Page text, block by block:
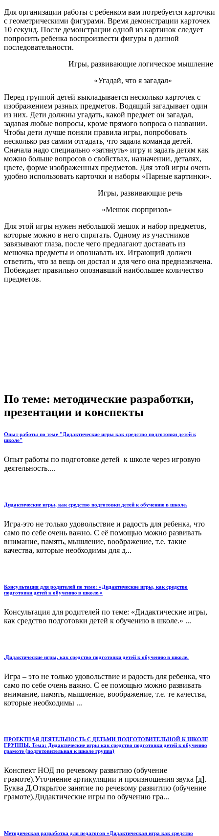
Для организации работы с ребенком вам потребуется карточки
с геометрическими фигурами. Время демонстрации карточек
10 секунд. После демонстрации одной из картинок следует
попросить ребенка воспроизвести фигуры в данной
последовательности.
Игры, развивающие логическое мышление
«Угадай, что я загадал»
Перед группой детей выкладывается несколько карточек с
изображением разных предметов. Водящий загадывает один
из них. Дети должны угадать, какой предмет он загадал,
задавая любые вопросы, кроме прямого вопроса о названии.
Чтобы дети лучше поняли правила игры, попробовать
несколько раз самим отгадать, что задала команда детей.
Сначала надо специально «затянуть» игру и задать детям как
можно больше вопросов о свойствах, назначении, деталях,
цвете, форме изображенных предметов. Для этой игры очень
удобно использовать карточки и наборы «Парные картинки».
Игры, развивающие речь
«Мешок сюрпризов»
Для этой игры нужен небольшой мешок и набор предметов,
которые можно в него спрятать. Одному из участников
завязывают глаза, после чего предлагают доставать из
мешочка предметы и опознавать их. Играющий должен
ответить, что за вещь он достал и для чего она предназначена.
Побеждает правильно опознавший наибольшее количество
предметов.
По теме: методические разработки,
презентации и конспекты
Опыт работы по теме "Дидактические игры как средство подготовки детей к
школе"
Опыт работы по подготовке детей к школе через игровую
деятельность....
Дидактические игры, как средство подготовки детей к обучению в школе.
Игра-это не только удовольствие и радость для ребенка, что
само по себе очень важно. С её помощью можно развивать
внимание, память, мышление, воображение, т.е. такие
качества, которые необходимы для д...
Консультация для родителей по теме: «Дидактические игры, как средство
подготовки детей к обучению в школе.»
Консультация для родителей по теме: «Дидактические игры,
как средство подготовки детей к обучению в школе.» ...
.Дидактические игры, как средство подготовки детей к обучению в школе.
Игра – это не только удовольствие и радость для ребенка, что
само по себе очень важно. С ее помощью можно развивать
внимание, память, мышление, воображение, т.е. те качества,
которые необходимы ...
ПРОЕКТНАЯ ДЕЯТЕЛЬНОСТЬ С ДЕТЬМИ ПОДГОТОВИТЕЛЬНОЙ К ШКОЛЕ
ГРУППЫ. Тема: Дидактические игры как средство подготовки детей к обучению
грамоте (подготовительная к школе группа)
Конспект НОД по речевому развитию (обучение
грамоте).Уточнение артикуляции и произношения звука [д].
Буква Д.Открытое занятие по речевому развитию (обучение
грамоте).Дидактические игры по обучению гра...
Методическая разработка для педагогов «Дидактическая игра как средство